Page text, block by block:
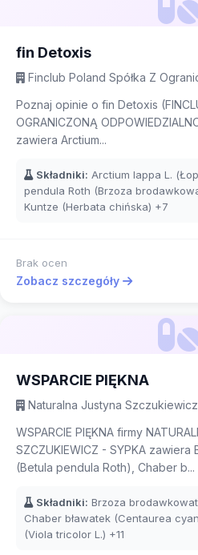
fin Detoxis
Finclub Poland Spółka Z
Poznaj opinie o fin Detoxis
OGRANICZONĄ
zawiera Arctium...
Składniki: Arctium lappa L.
pendula Roth (Brzoza
Kuntze (Herbata chińska) +7
Brak ocen
Zobacz szczegóły
WSPARCIE PIĘKNA
Naturalna Justyna Szczukiewicz
WSPARCIE PIĘKNA firmy
SZCZUKIEWICZ - SYPKA
(Betula pendula Roth), Chaber b...
Składniki: Brzoza
Chaber bławatek (Centaurea
(Viola tricolor L.) +11